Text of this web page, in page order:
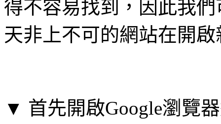
得不容易找到，因此我們
天非上不可的網站在開
▼ 首先開啟Google瀏覽